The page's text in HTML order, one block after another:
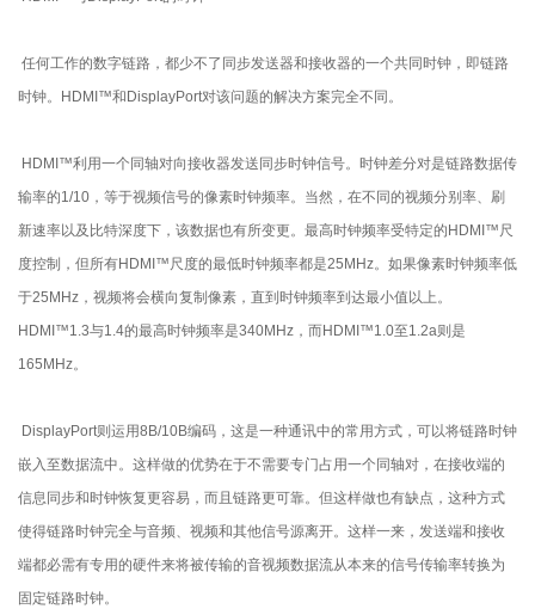
任何工作的数字链路，都少不了同步发送器和接收器的一个共同时钟，即链路
时钟。HDMI™和DisplayPort对该问题的解决方案完全不同。
HDMI™利用一个同轴对向接收器发送同步时钟信号。时钟差分对是链路数据传
输率的1/10，等于视频信号的像素时钟频率。当然，在不同的视频分别率、刷
新速率以及比特深度下，该数据也有所变更。最高时钟频率受特定的HDMI™尺
度控制，但所有HDMI™尺度的最低时钟频率都是25MHz。如果像素时钟频率低
于25MHz，视频将会横向复制像素，直到时钟频率到达最小值以上。
HDMI™1.3与1.4的最高时钟频率是340MHz，而HDMI™1.0至1.2a则是
165MHz。
DisplayPort则运用8B/10B编码，这是一种通讯中的常用方式，可以将链路时钟
嵌入至数据流中。这样做的优势在于不需要专门占用一个同轴对，在接收端的
信息同步和时钟恢复更容易，而且链路更可靠。但这样做也有缺点，这种方式
使得链路时钟完全与音频、视频和其他信号源离开。这样一来，发送端和接收
端都必需有专用的硬件来将被传输的音视频数据流从本来的信号传输率转换为
固定链路时钟。